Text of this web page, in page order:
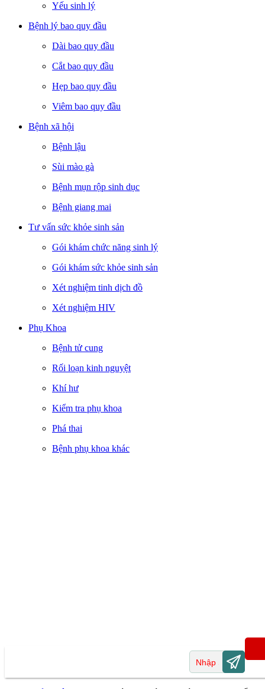
Yếu sinh lý
Bệnh lý bao quy đầu
Dài bao quy đầu
Cắt bao quy đầu
Hẹp bao quy đầu
Viêm bao quy đầu
Bệnh xã hội
Bệnh lậu
Sùi mào gà
Bệnh mụn rộp sinh dục
Bệnh giang mai
Tư vấn sức khỏe sinh sản
Gói khám chức năng sinh lý
Gói khám sức khỏe sinh sản
Xét nghiệm tinh dịch đồ
Xét nghiệm HIV
Phụ Khoa
Bệnh tử cung
Rối loạn kinh nguyệt
Khí hư
Kiểm tra phụ khoa
Phá thai
Bệnh phụ khoa khác